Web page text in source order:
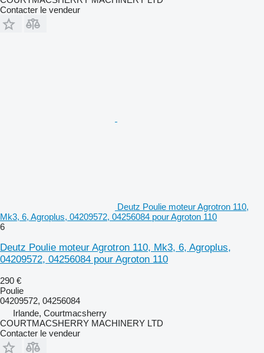
Contacter le vendeur
Deutz Poulie moteur Agrotron 110,
Mk3, 6, Agroplus, 04209572, 04256084 pour Agroton 110
6
Deutz Poulie moteur Agrotron 110, Mk3, 6, Agroplus,
04209572, 04256084 pour Agroton 110
290 €
Poulie
04209572, 04256084
Irlande, Courtmacsherry
COURTMACSHERRY MACHINERY LTD
Contacter le vendeur